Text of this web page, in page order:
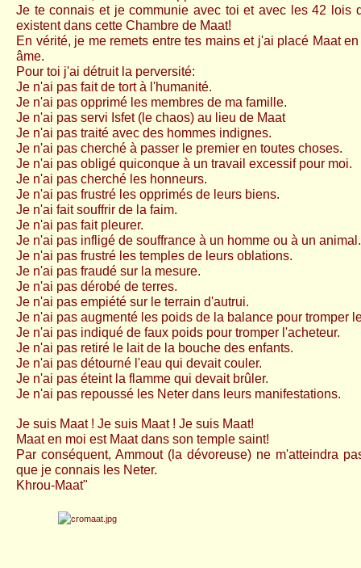
Je te connais et je communie avec toi et avec les 42 lois
existent dans cette Chambre de Maat!
En vérité, je me remets entre tes mains et j'ai placé Maat
âme.
Pour toi j'ai détruit la perversité:
Je n'ai pas fait de tort à l'humanité.
Je n'ai pas opprimé les membres de ma famille.
Je n'ai pas servi Isfet (le chaos) au lieu de Maat
Je n'ai pas traité avec des hommes indignes.
Je n'ai pas cherché à passer le premier en toutes choses.
Je n'ai pas obligé quiconque à un travail excessif pour moi.
Je n'ai pas cherché les honneurs.
Je n'ai pas frustré les opprimés de leurs biens.
Je n'ai fait souffrir de la faim.
Je n'ai pas fait pleurer.
Je n'ai pas infligé de souffrance à un homme ou à un
Je n'ai pas frustré les temples de leurs oblations.
Je n'ai pas fraudé sur la mesure.
Je n'ai pas dérobé de terres.
Je n'ai pas empiété sur le terrain d'autrui.
Je n'ai pas augmenté les poids de la balance pour tromper
Je n'ai pas indiqué de faux poids pour tromper l'acheteur.
Je n'ai pas retiré le lait de la bouche des enfants.
Je n'ai pas détourné l'eau qui devait couler.
Je n'ai pas éteint la flamme qui devait brûler.
Je n'ai pas repoussé les Neter dans leurs manifestations.
Je suis Maat ! Je suis Maat ! Je suis Maat!
Maat en moi est Maat dans son temple saint!
Par conséquent, Ammout (la dévoreuse) ne m'atteindra
que je connais les Neter.
Khrou-Maat"